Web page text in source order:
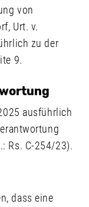
von
Urt. v.
zu der
9.
ausführlich
Rs. C-254/23).
dass eine